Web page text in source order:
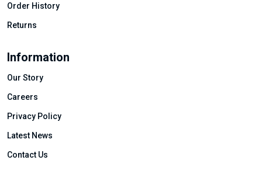
Order History
Returns
Information
Our Story
Careers
Privacy Policy
Latest News
Contact Us